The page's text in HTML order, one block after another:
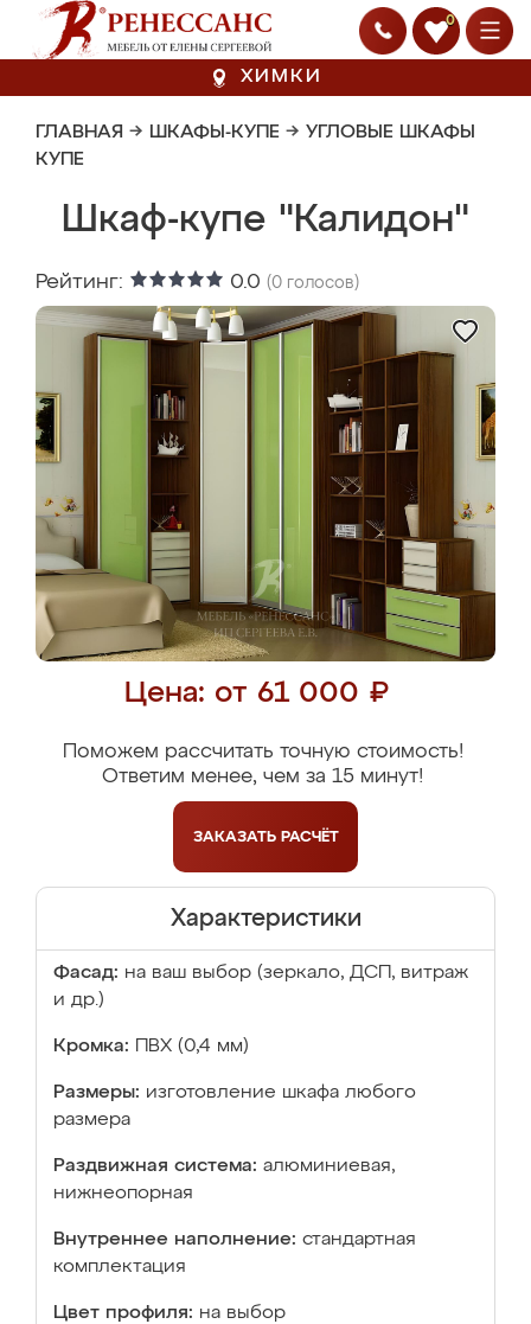
0
ХИМКИ
ГЛАВНАЯ → ШКАФЫ-КУПЕ → УГЛОВЫЕ ШКАФЫ
КУПЕ
Шкаф-купе "Калидон"
Рейтинг: 0.0 (0 голосов)
Цена: от 61 000 ₽
Поможем рассчитать точную стоимость!
Ответим менее, чем за 15 минут!
ЗАКАЗАТЬ РАСЧЁТ
Характеристики
Фасад: на ваш выбор (зеркало, ДСП, витраж
и др.)
Кромка: ПВХ (0,4 мм)
Размеры: изготовление шкафа любого
размера
Раздвижная система: алюминиевая,
нижнеопорная
Внутреннее наполнение: стандартная
комплектация
Цвет профиля: на выбор